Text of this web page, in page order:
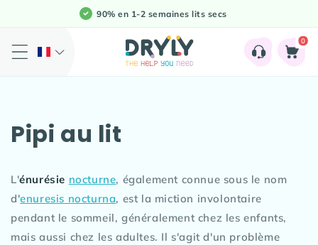
contenu
90% en 1-2 semaines lits secs
Panier
0
artikelen
Pipi au lit
L'énurésie nocturne, également connue sous le nom
d'enuresis nocturna, est la miction involontaire
pendant le sommeil, généralement chez les enfants,
mais aussi chez les adultes. Il s'agit d'un problème